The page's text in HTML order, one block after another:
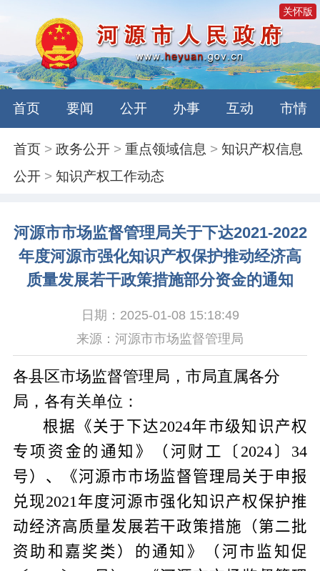
关怀版
首页 要闻 公开 办事 互动 市情
首页 >政务公开 >重点领域信息 >知识产权信息
公开 >知识产权工作动态
河源市市场监督管理局关于下达2021-2022
年度河源市强化知识产权保护推动经济高
质量发展若干政策措施部分资金的通知
日期：2025-01-08 15:18:49
来源：河源市市场监督管理局
各县区市场监督管理局，市局直属各分
局，各有关单位：
根据 《关于下达2024年市级知识产权
专项资金的通知 》（河财工 〔 2024 〕 34
号）、《河源市市场监督管理局关于申报
兑现2021 年度河源市强化知识产权保护推
动经济高质量发展若干政策措施（第二批
资助和嘉奖类）的通知》（河市监知促